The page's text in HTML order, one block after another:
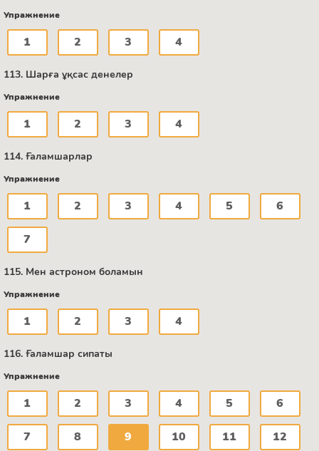
Упражнение
1 2 3 4
113. Шарға ұқсас денелер
Упражнение
1 2 3 4
114. Ғаламшарлар
Упражнение
1 2 3 4 5 6
7
115. Мен астроном боламын
Упражнение
1 2 3 4
116. Ғаламшар сипаты
Упражнение
1 2 3 4 5 6
7 8 9 10 11 12